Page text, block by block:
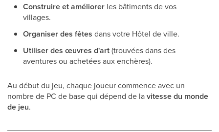
Construire et améliorer les bâtiments de vos
villages.
Organiser des fêtes dans votre Hôtel de ville.
Utiliser des œuvres d'art(trouvées dans des
aventures ou achetées aux enchères).
Au début du jeu, chaque joueur commence avec un
nombre de PC de base qui dépend de lavitesse du monde
de jeu.